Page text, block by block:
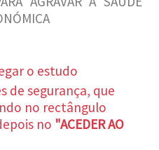
o estudo
de segurança, que
no rectângulo
no "ACEDER AO